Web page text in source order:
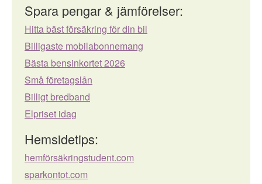
Spara pengar & jämförelser:
Hitta bäst försäkring för din bil
Billigaste mobilabonnemang
Bästa bensinkortet 2026
Små företagslån
Billigt bredband
Elpriset idag
Hemsidetips:
hemförsäkringstudent.com
sparkontot.com